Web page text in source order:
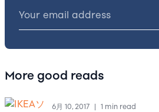
More good reads
6月 10, 2017 1 min read